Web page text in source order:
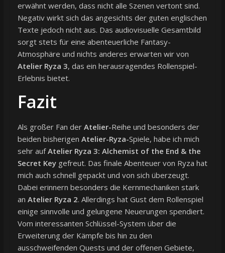
erwähnt werden, dass nicht alle Szenen vertont sind.
Negativ wirkt sich das angesichts der guten englischen
Texte jedoch nicht aus. Das audiovisuelle Gesamtbild
sorgt stets für eine abenteuerliche Fantasy-
Atmosphäre und nichts anderes erwarten wir von
Atelier Ryza 3, das ein herausragendes Rollenspiel-
Erlebnis bietet.
Fazit
Als großer Fan der Atelier-Reihe und besonders der
beiden bisherigen Atelier-Ryza-Spiele, habe ich mich
sehr aufAtelier Ryza 3: Alchemist of the End & the
Secret Keygefreut. Das finale Abenteuer von Ryza hat
mich auch schnell gepackt und von sich überzeugt.
Dabei erinnern besonders die Kernmechaniken stark
an Atelier Ryza 2. Allerdings hat Gust dem Rollenspiel
einige sinnvolle und gelungene Neuerungen spendiert.
Vom interessanten Schlüssel-System über die
Erweiterung der Kämpfe bis hin zu den
ausschweifenden Quests und der offenen Gebiete,